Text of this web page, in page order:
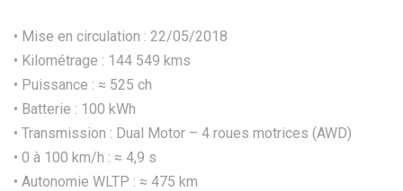
• Mise en circulation : 22/05/2018
• Kilométrage : 144 549 kms
• Puissance : ≈ 525 ch
• Batterie : 100 kWh
• Transmission : Dual Motor – 4 roues motrices (AWD)
• 0 à 100 km/h : ≈ 4,9 s
• Autonomie WLTP : ≈ 475 km